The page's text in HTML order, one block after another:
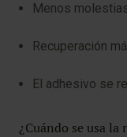
Menos
Recuperación
El adhesivo se
¿Cuándo se usa